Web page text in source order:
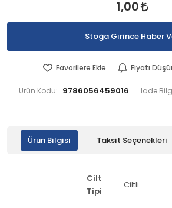
1,00
Stoğa Girince Haber
Favorilere Ekle Fiyatı
Ürün Kodu: 9786056459016 İade
Ürün Bilgisi Taksit Seçenekleri
Cilt
Tipi
Ciltli